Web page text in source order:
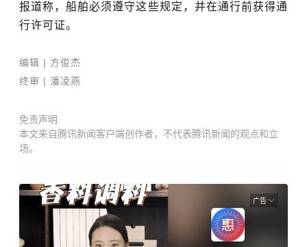
报道称，船舶必须遵守这些规定，并在通行前获得通
行许可证。
编辑 | 方俊杰
终审 | 潘凌燕
免责声明
本文来自腾讯新闻客户端创作者，不代表腾讯新闻的观点和立
场。
广告